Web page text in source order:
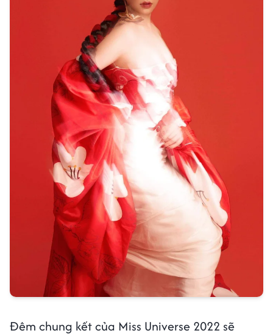
Đêm chung kết của Miss Universe 2022 sẽ